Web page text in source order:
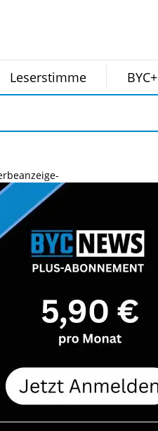
Leserstimme BYC+